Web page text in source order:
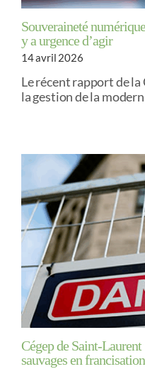
Souveraineté
y a urgence d’agir
14 avril 2026
Le récent rapport de la
la gestion de la
Cégep de Saint-
sauvages en francisation